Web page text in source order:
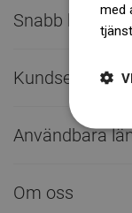
Snabb kontakt
Kundservice
Användbara
Om oss
med